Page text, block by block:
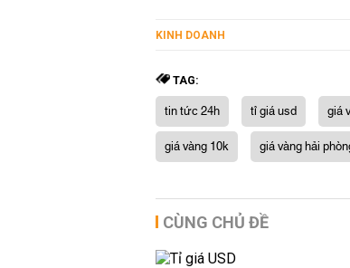
KINH DOANH
TAG:
tin tức 24h tỉ giá usd giá
giá vàng 10k
giá vàng hải
CÙNG CHỦ ĐỀ